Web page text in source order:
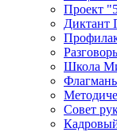
Проект
Диктант
Школа
Совет